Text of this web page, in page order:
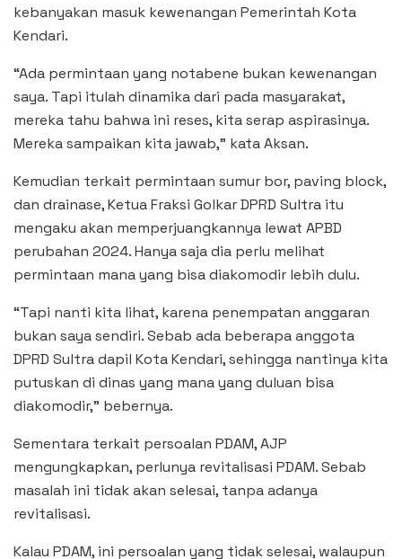
kebanyakan masuk kewenangan Pemerintah Kota
Kendari.
“Ada permintaan yang notabene bukan kewenangan
saya. Tapi itulah dinamika dari pada masyarakat,
mereka tahu bahwa ini reses, kita serap aspirasinya.
Mereka sampaikan kita jawab,” kata Aksan.
Kemudian terkait permintaan sumur bor, paving block,
dan drainase, Ketua Fraksi Golkar DPRD Sultra itu
mengaku akan memperjuangkannya lewat APBD
perubahan 2024. Hanya saja dia perlu melihat
permintaan mana yang bisa diakomodir lebih dulu.
“Tapi nanti kita lihat, karena penempatan anggaran
bukan saya sendiri. Sebab ada beberapa anggota
DPRD Sultra dapil Kota Kendari, sehingga nantinya kita
putuskan di dinas yang mana yang duluan bisa
diakomodir,” bebernya.
Sementara terkait persoalan PDAM, AJP
mengungkapkan, perlunya revitalisasi PDAM. Sebab
masalah ini tidak akan selesai, tanpa adanya
revitalisasi.
Kalau PDAM, ini persoalan yang tidak selesai, walaupun